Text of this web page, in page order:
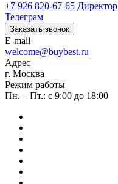
+7 926 820-67-65 Директор
Телеграм
Заказать звонок
E-mail
welcome@buybest.ru
Адрес
г. Москва
Режим работы
Пн. – Пт.: с 9:00 до 18:00